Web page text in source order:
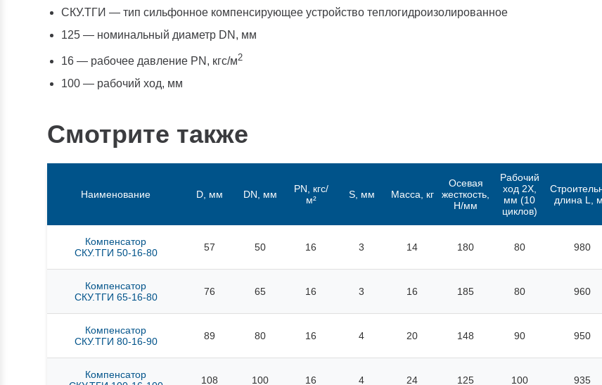
СКУ.ТГИ — тип сильфонное компенсирующее устройство теплогидроизолированное
125 — номинальный диаметр DN, мм
16 — рабочее давление PN, кгc/м2
100 — рабочий ход, мм
Смотрите также
Наименование D, мм DN, мм
PN, кгс/
м²
S, мм Масса, кг
Осевая
жесткость,
Н/мм
Рабочий
ход 2X,
мм (10
циклов)
длина L,
Компенсатор
СКУ.ТГИ 50-16-80
57 50 16 3 14 180 80 980
Компенсатор
СКУ.ТГИ 65-16-80
76 65 16 3 16 185 80 960
Компенсатор
СКУ.ТГИ 80-16-90
89 80 16 4 20 148 90 950
Компенсатор
108 100 16 4 24 125 100 935